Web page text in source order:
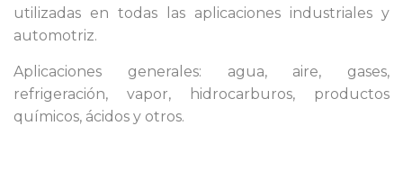
utilizadas en todas las aplicaciones industriales y
automotriz.
Aplicaciones generales: agua, aire, gases,
refrigeración, vapor, hidrocarburos, productos
químicos, ácidos y otros.